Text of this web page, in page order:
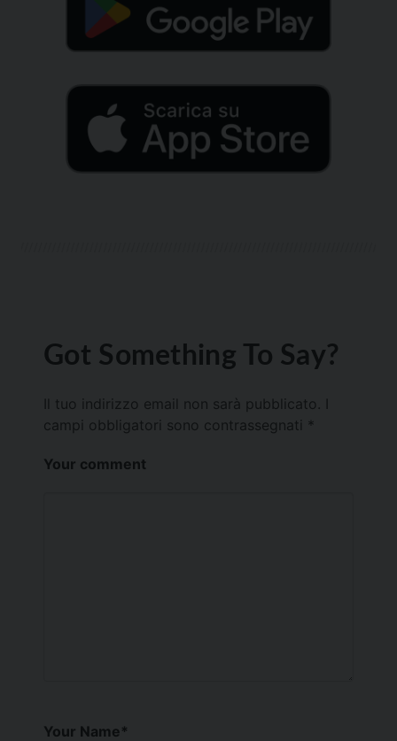
Got Something To Say?
Il tuo indirizzo email non sarà pubblicato.
campi obbligatori sono contrassegnati *
Your comment
Your Name*